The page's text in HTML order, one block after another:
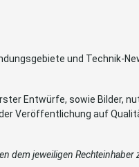
und Technik-
Entwürfe, sowie Bilder,
Veröffentlichung auf
dem jeweiligen Rechteinhaber